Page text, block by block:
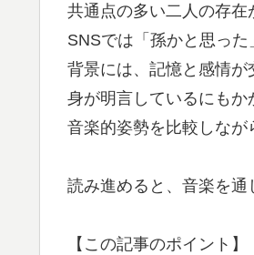
共通点の多い二人の存在
SNSでは「孫かと思っ
背景には、記憶と感情
身が明言しているにも
音楽的姿勢を比較しなが
読み進めると、音楽を通
【この記事のポイント】